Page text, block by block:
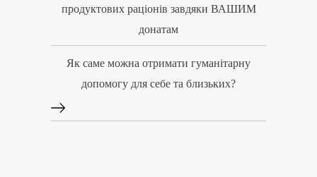
продуктових раціонів завдяки ВАШИМ
донатам
Як саме можна отримати гуманітарну
допомогу для себе та близьких?